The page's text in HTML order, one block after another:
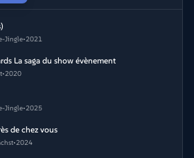
Jingle•2021
La saga du show évènement
•2020
Jingle•2025
de chez vous
•2024